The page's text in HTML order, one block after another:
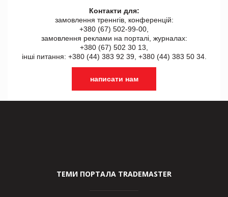
Контакти для:
замовлення треннгів, конференцій:
+380 (67) 502-99-00,
замовлення реклами на порталі, журналах:
+380 (67) 502 30 13,
інші питання: +380 (44) 383 92 39, +380 (44) 383 50 34.
написати нам
ТЕМИ ПОРТАЛА TRADEMASTER